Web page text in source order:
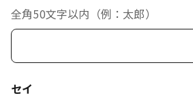
全角50文字以内（例：太郎）
セイ